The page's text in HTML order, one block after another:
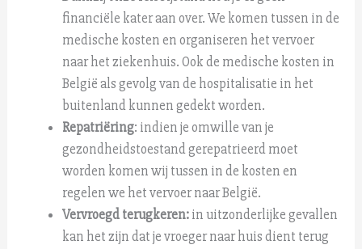
financiële kater aan over. We komen tussen in de
medische kosten en organiseren het vervoer
naar het ziekenhuis. Ook de medische kosten in
België als gevolg van de hospitalisatie in het
buitenland kunnen gedekt worden.
Repatriëring: indien je omwille van je
gezondheidstoestand gerepatrieerd moet
worden komen wij tussen in de kosten en
regelen we het vervoer naar België.
Vervroegd terugkeren:in uitzonderlijke gevallen
kan het zijn dat je vroeger naar huis dient terug